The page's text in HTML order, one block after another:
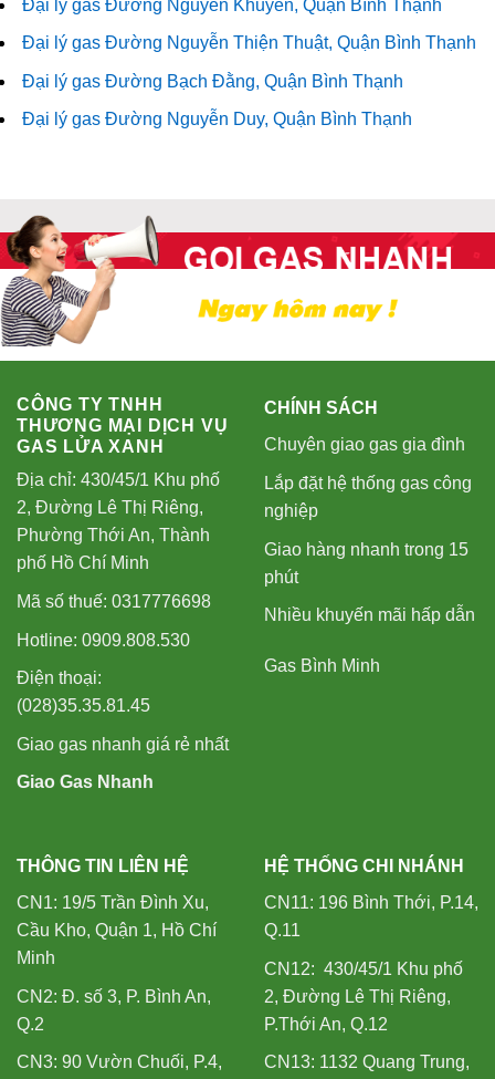
Đại lý gas Đường Nguyễn Khuyến, Quận Bình Thạnh
Đại lý gas Đường Nguyễn Thiện Thuật, Quận Bình Thạnh
Đại lý gas Đường Bạch Đằng, Quận Bình Thạnh
Đại lý gas Đường Nguyễn Duy, Quận Bình Thạnh
CÔNG TY TNHH
THƯƠNG MẠI DỊCH VỤ
GAS LỬA XANH
Địa chỉ: 430/45/1 Khu phố
2, Đường Lê Thị Riêng,
Phường Thới An, Thành
phố Hồ Chí Minh
Mã số thuế: 0317776698
Hotline: 0909.808.530
Điện thoại:
(028)35.35.81.45
Giao gas nhanh giá rẻ nhất
Giao Gas Nhanh
CHÍNH SÁCH
Chuyên giao gas gia đình
Lắp đặt hệ thống gas công
nghiệp
Giao hàng nhanh trong 15
phút
Nhiều khuyến mãi hấp dẫn
Gas Bình Minh
THÔNG TIN LIÊN HỆ
CN1: 19/5 Trần Đình Xu,
Cầu Kho, Quận 1, Hồ Chí
Minh
CN2: Đ. số 3, P. Bình An,
Q.2
CN3: 90 Vườn Chuối, P.4,
HỆ THỐNG CHI NHÁNH
CN11: 196 Bình Thới, P.14,
Q.11
CN12: 430/45/1 Khu phố
2, Đường Lê Thị Riêng,
P.Thới An, Q.12
CN13: 1132 Quang Trung,